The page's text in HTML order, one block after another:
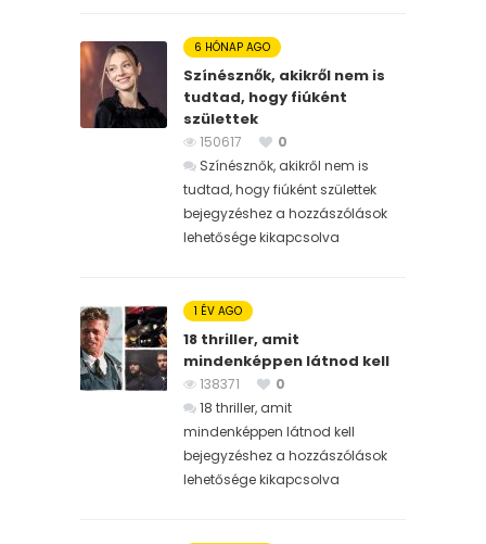
6 HÓNAP AGO
Színésznők, akikről nem is
tudtad, hogy fiúként
születtek
150617
0
Színésznők, akikről nem is
tudtad, hogy fiúként születtek
bejegyzéshez a hozzászólások
lehetősége kikapcsolva
1 ÉV AGO
18 thriller, amit
mindenképpen látnod kell
138371
0
18 thriller, amit
mindenképpen látnod kell
bejegyzéshez a hozzászólások
lehetősége kikapcsolva